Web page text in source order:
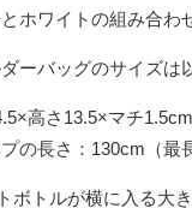
ホワイトの組み合わ
ーバッグのサイズは
高さ13.5×マチ1.5cm
の長さ：130cm（最
ボトルが横に入る大き